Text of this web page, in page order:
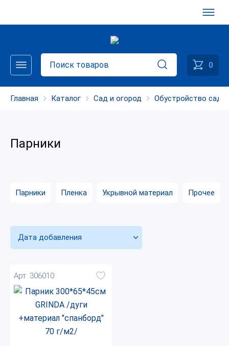
0
Главная Каталог Сад и огород Обустройство сада
Парники
Парники Пленка Укрывной материал Прочее
Дата добавления
Арт. 306010